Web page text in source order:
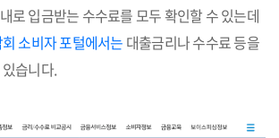
로 입금받는 수수료를 모두 확인할 수 있는데
소비자 포털에서는 대출금리나 수수료 등을
습니다.